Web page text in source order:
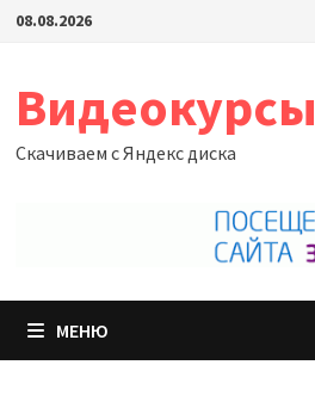
Перейти
08.08.2026
Видеокурсы
Скачиваем с Яндекс диска
МЕНЮ